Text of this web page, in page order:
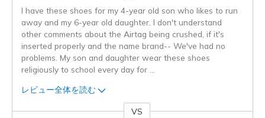
I have these shoes for my 4-year old son who likes to run
away and my 6-year old daughter. I don't understand
other comments about the Airtag being crushed, if it's
inserted properly and the name brand-- We've had no
problems. My son and daughter wear these shoes
religiously to school every day for
レビュー全体を読む
VS